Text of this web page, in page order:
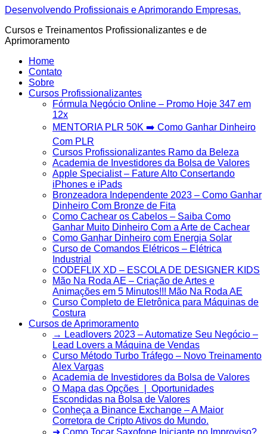
Ir
o
conteúdo
Desenvolvendo Profissionais e Aprimorando Empresas.
Cursos e Treinamentos Profissionalizantes e de
Aprimoramento
Home
Contato
Sobre
Cursos Profissionalizantes
Fórmula Negócio OnIine – Promo Hoje 347 em
12x
MENTORIA PLR 50K ➡️ Como Ganhar Dinheiro
Com PLR
Cursos Profissionalizantes Ramo da Beleza
Academia de Investidores da Bolsa de Valores
Apple Specialist – Fature Alto Consertando
iPhones e iPads
Bronzeadora Independente 2023 – Como Ganhar
Dinheiro Com Bronze de Fita
Como Cachear os Cabelos – Saiba Como
Ganhar Muito Dinheiro Com a Arte de Cachear
Como Ganhar Dinheiro com Energia Solar
Curso de Comandos Elétricos – Elétrica
Industrial
CODEFLIX XD – ESCOLA DE DESIGNER KIDS
Mão Na Roda AE – Criação de Artes e
Animações em 5 Minutos!!! Mão Na Roda AE
Curso Completo de Eletrônica para Máquinas de
Costura
Cursos de Aprimoramento
→ Leadlovers 2023 – Automatize Seu Negócio –
Lead Lovers a Máquina de Vendas
Curso Método Turbo Tráfego – Novo Treinamento
Alex Vargas
Academia de Investidores da Bolsa de Valores
O Mapa das Opções ❘ Oportunidades
Escondidas na Bolsa de Valores
Conheça a Binance Exchange – A Maior
Corretora de Cripto Ativos do Mundo.
➜ Como Tocar Saxofone Iniciante no Improviso?